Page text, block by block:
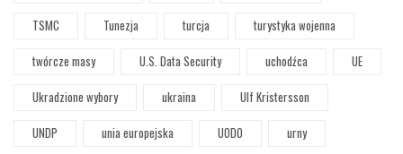
TSMC
Tunezja turcja
turystyka wojenna
twórcze masy
U.S. Data Security uchodźca
UE
Ukradzione wybory
ukraina
Ulf Kristersson
UNDP
unia europejska UODO
urny